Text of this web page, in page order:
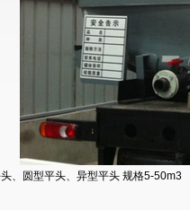
、圆型平头、异型平头 规格5-50m3